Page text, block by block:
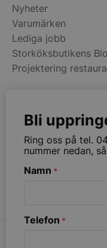
Nyheter
Varumärken
Lediga jobb
Storköksbutikens
Projektering
Restaurangmaskiner
Kök & Matsal
Köksinredning &
Restaurangmöbler
Bli
Ring oss på tel.
nummer nedan,
Namn *
Telefon *
PHPSESSID
pys_start_session